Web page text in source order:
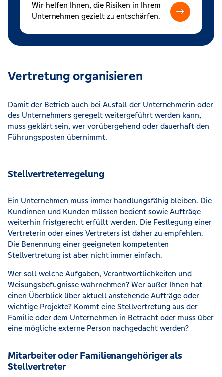
Wir helfen Ihnen, die Risiken in Ihrem
Unternehmen gezielt zu entschärfen.
Vertretung organisieren
Damit der Betrieb auch bei Ausfall der Unternehmerin oder
des Unternehmers geregelt weitergeführt werden kann,
muss geklärt sein, wer vorübergehend oder dauerhaft den
Führungsposten übernimmt.
Stellvertreterregelung
Ein Unternehmen muss immer handlungsfähig bleiben. Die
Kundinnen und Kunden müssen bedient sowie Aufträge
weiterhin fristgerecht erfüllt werden. Die Festlegung einer
Vertreterin oder eines Vertreters ist daher zu empfehlen.
Die Benennung einer geeigneten kompetenten
Stellvertretung ist aber nicht immer einfach.
Wer soll welche Aufgaben, Verantwortlichkeiten und
Weisungsbefugnisse wahrnehmen? Wer außer Ihnen hat
einen Überblick über aktuell anstehende Aufträge oder
wichtige Projekte? Kommt eine Stellvertretung aus der
Familie oder dem Unternehmen in Betracht oder muss über
eine mögliche externe Person nachgedacht werden?
Mitarbeiter oder Familienangehöriger als
Stellvertreter